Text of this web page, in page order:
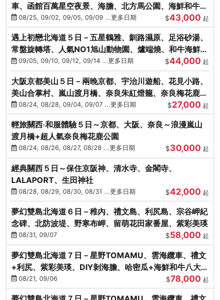
車、函館百萬星空夜景、海膽、北方馬公園、海鮮和牛螃
蟹吃到飽
08/25, 09/02, 09/05, 09/09 ...更多日期 $43,000 起
遇上初戀北海道５日－五星鶴雅、釧路濕原、足浴砂湯、
常盤旋轉塔、人氣NO1旭山動物園、爐端燒、和牛海鮮螃
蟹吃到飽
09/05, 09/10, 09/12, 09/14 ...更多日期 $44,000 起
大阪京都美山５日－兩晚京都、宇治川遊船、花見小路、
美山合掌村、嵐山渡月橋、奈良朱紅燈籠、奈良梅花鹿、
流水瀑布電扶梯
08/24, 08/28, 09/04, 09/07 ...更多日期 $27,000 起
輕旅關西‧和服體驗５日～京都、大阪、奈良～浪漫嵐山
渡月橋+超人氣奈良梅花鹿公園
08/24, 08/26, 08/27, 08/28 ...更多日期 $30,000 起
經典關西５日～保住京阪神、清水寺、金閣寺、
LALAPORT、生田神社
08/28, 08/29, 08/30, 08/31 ...更多日期 $42,000 起
夢幻雙島北海道６日－稚內、禮文島、利尻島、宗谷岬紀
念碑、北防波堤、野寒布岬、留萌花田家番屋、紫彩美瑛
08/31, 09/07 $58,000 起
夢幻雙島北海道７日－星野TOMAMU、雲海纜車、禮文
+利尻、紫彩美瑛、DIY剝海膽、哈密瓜+海鮮和牛八大螃
蟹吃到飽
08/21, 09/06 $78,000 起